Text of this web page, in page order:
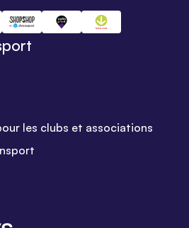
les clubs et associations